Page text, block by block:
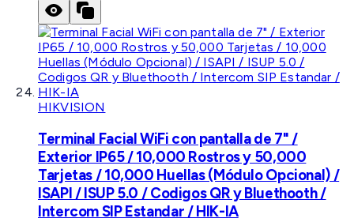
HIKVISION
Terminal Facial WiFi con pantalla de 7" /
Exterior IP65 / 10,000 Rostros y 50,000
Tarjetas / 10,000 Huellas (Módulo Opcional) /
ISAPI / ISUP 5.0 / Codigos QR y Bluethooth /
Intercom SIP Estandar / HIK-IA